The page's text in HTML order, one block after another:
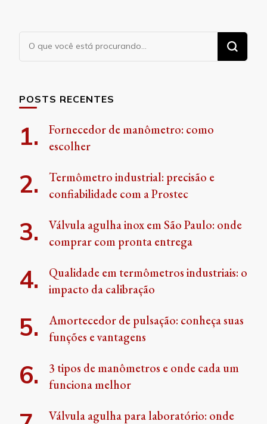
Procurando
algo?
POSTS RECENTES
Fornecedor de manômetro: como
escolher
Termômetro industrial: precisão e
confiabilidade com a Prostec
Válvula agulha inox em São Paulo: onde
comprar com pronta entrega
Qualidade em termômetros industriais: o
impacto da calibração
Amortecedor de pulsação: conheça suas
funções e vantagens
3 tipos de manômetros e onde cada um
funciona melhor
Válvula agulha para laboratório: onde